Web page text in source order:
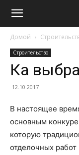
Домой
Строительство
Ка
12.10.2017
В настоящее
основным
которую
отделочных